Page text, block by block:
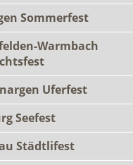
Sommerfest
Warmbach
Uferfest
Seefest
Städtlifest